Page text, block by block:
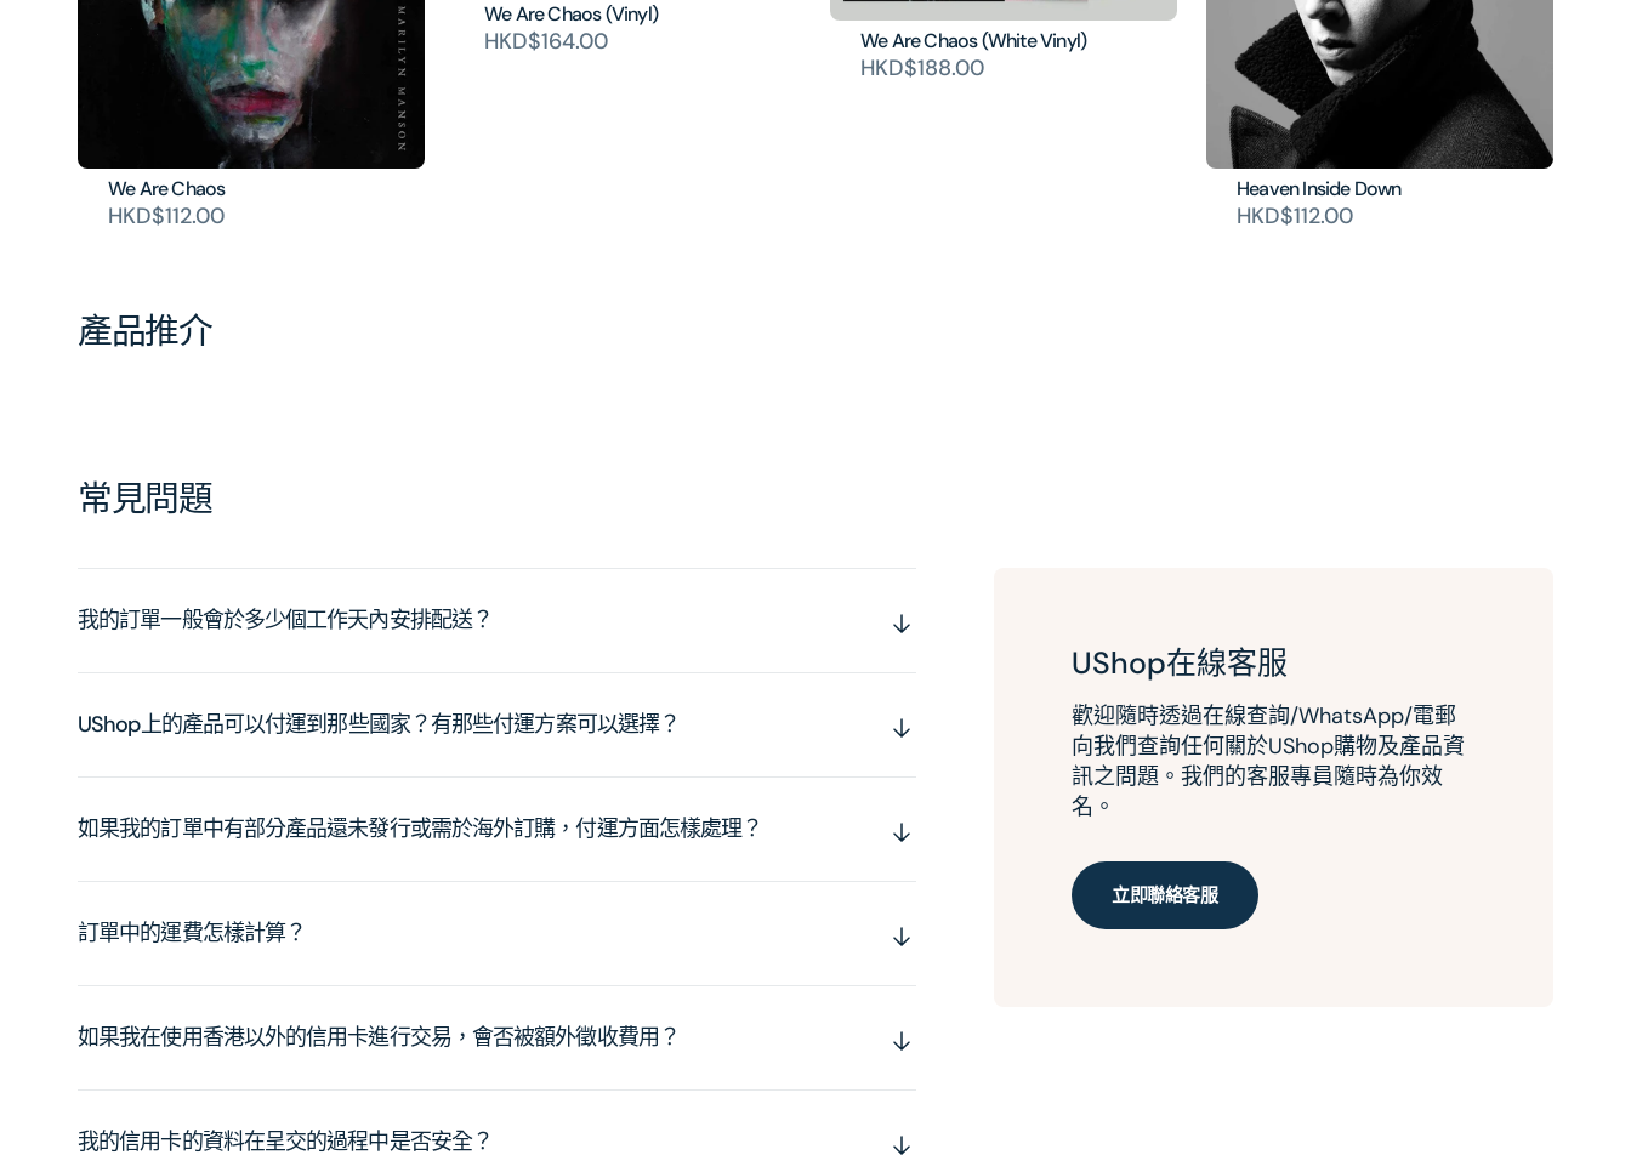
We Are Chaos
HKD$112.00
We Are Chaos (Vinyl)
HKD$164.00 We Are Chaos (White Vinyl)
HKD$188.00
Heaven Inside Down
HKD$112.00
產品推介
常見問題
我的訂單一般會於多少個工作天內安排配送？
UShop上的產品可以付運到那些國家？有那些付運方案可以選擇？
如果我的訂單中有部分產品還未發行或需於海外訂購，付運方面怎樣處理？
訂單中的運費怎樣計算？
如果我在使用香港以外的信用卡進行交易，會否被額外徵收費用？
我的信用卡的資料在呈交的過程中是否安全？
UShop在線客服
歡迎隨時透過在線查詢/WhatsApp/電郵
向我們查詢任何關於UShop購物及產品資
訊之問題。我們的客服專員隨時為你效
名。
立即聯絡客服